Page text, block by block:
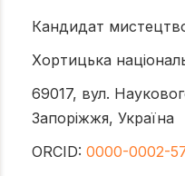
Кандидат
Хортицька
69017, вул.
Запоріжжя, Україна
ORCID: 0000-0002-